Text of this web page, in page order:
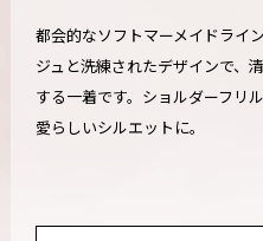
都会的なソフトマーメイドライ
ジュと洗練されたデザインで、
する一着です。ショルダーフリ
愛らしいシルエットに。